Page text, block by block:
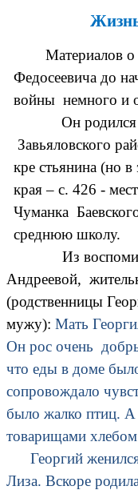
Материалов о
Федосеевича до
войны немного и
Он родился 6
Завьяловского
кре стьянина (но
края – с. 426 -
Чуманка
среднюю школу.
Из
Андреевой,
(родственницы
мужу): Мать
Он рос очень
что еды в доме
сопровождало
было жалко птиц.
товарищами
Георгий женился
Лиза. Вскоре